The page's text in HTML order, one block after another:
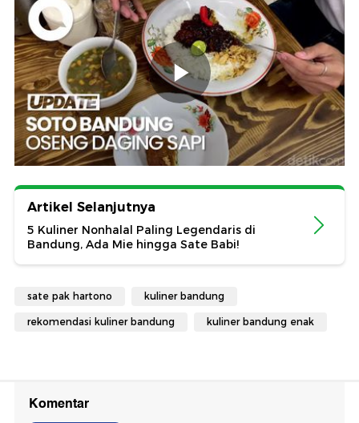
Artikel Selanjutnya
5 Kuliner Nonhalal Paling Legendaris di
Bandung, Ada Mie hingga Sate Babi!
sate pak hartono kuliner bandung
rekomendasi kuliner bandung kuliner bandung enak
Komentar